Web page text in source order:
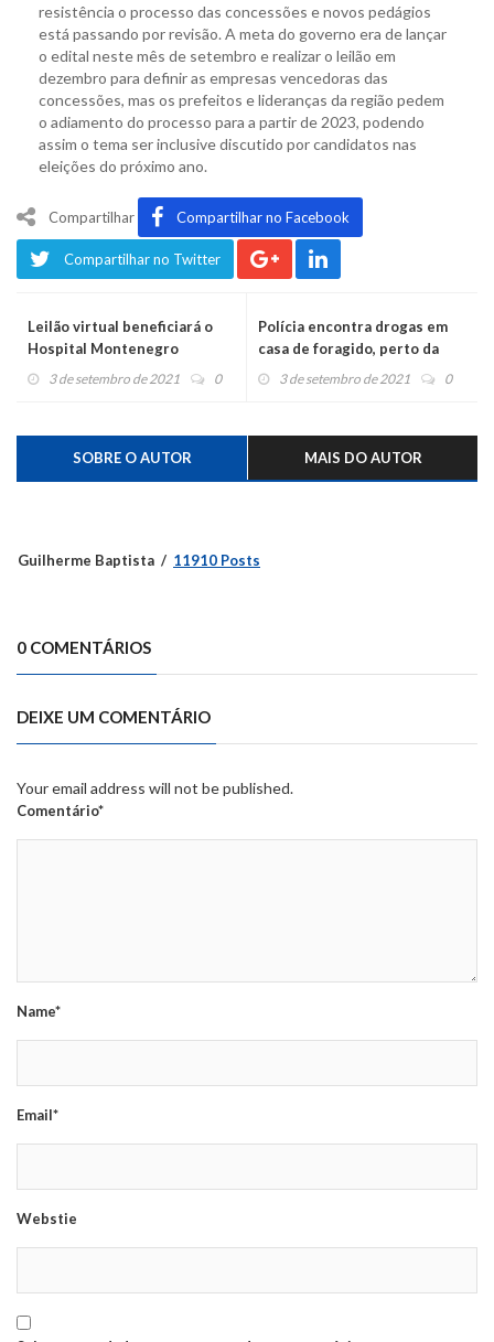
resistência o processo das concessões e novos pedágios
está passando por revisão. A meta do governo era de lançar
o edital neste mês de setembro e realizar o leilão em
dezembro para definir as empresas vencedoras das
concessões, mas os prefeitos e lideranças da região pedem
o adiamento do processo para a partir de 2023, podendo
assim o tema ser inclusive discutido por candidatos nas
eleições do próximo ano.
Compartilhar Compartilhar no Facebook
Compartilhar no Twitter
Leilão virtual beneficiará o
Hospital Montenegro
3 de setembro de 2021 0
Polícia encontra drogas em
casa de foragido, perto da
delegacia
3 de setembro de 2021 0
SOBRE O AUTOR MAIS DO AUTOR
Guilherme Baptista 11910 Posts
0 COMENTÁRIOS
DEIXE UM COMENTÁRIO
Your email address will not be published.
Comentário*
Name*
Email*
Webstie